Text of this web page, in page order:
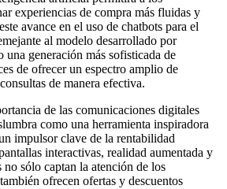
experiencias de compra más fluidas y
avance en el uso de chatbots para el
al modelo desarrollado por
generación más sofisticada de
de ofrecer un espectro amplio de
de manera efectiva.
de las comunicaciones digitales
como una herramienta inspiradora
impulsor clave de la rentabilidad
interactivas, realidad aumentada y
no sólo captan la atención de los
ofrecen ofertas y descuentos